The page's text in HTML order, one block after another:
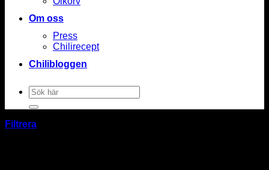
Om oss
Press
Chilirecept
Chilibloggen
Sök
efter:
Filtrera